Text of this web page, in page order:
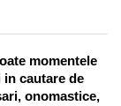
momentele
cautare de
onomastice,